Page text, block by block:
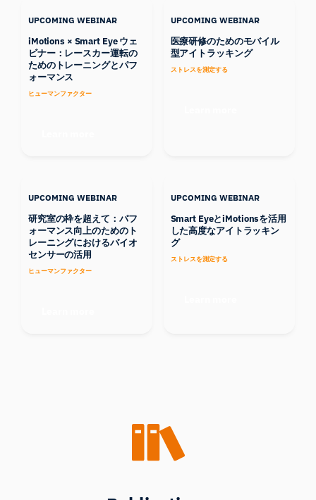
UPCOMING WEBINAR
iMotions × Smart Eye ウェ
ビナー：レースカー運転の
ためのトレーニングとパフ
ォーマンス
ヒューマンファクター
UPCOMING WEBINAR
医療研修のためのモバイル
型アイトラッキング
ストレスを測定する
UPCOMING WEBINAR
研究室の枠を超えて：パフ
ォーマンス向上のためのト
レーニングにおけるバイオ
センサーの活用
ヒューマンファクター
UPCOMING WEBINAR
Smart EyeとiMotionsを活用
した高度なアイトラッキン
グ
ストレスを測定する